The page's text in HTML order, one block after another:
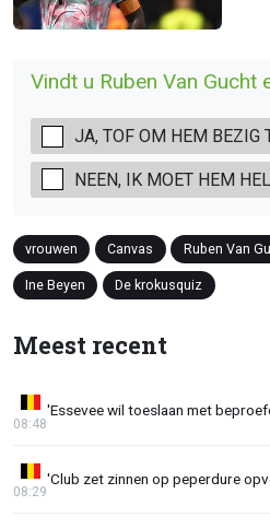
Vindt u Ruben Van Gucht
JA, TOF OM HEM BEZIG
NEEN, IK MOET HEM
vrouwen Canvas Ruben Van
Ine Beyen De krokusquiz
Meest recent
'Essevee wil toeslaan met
08:48
'Club zet zinnen op peperdure
08:29